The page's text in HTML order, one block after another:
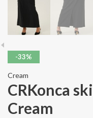
-33%
Cream
CRKonca
Cream